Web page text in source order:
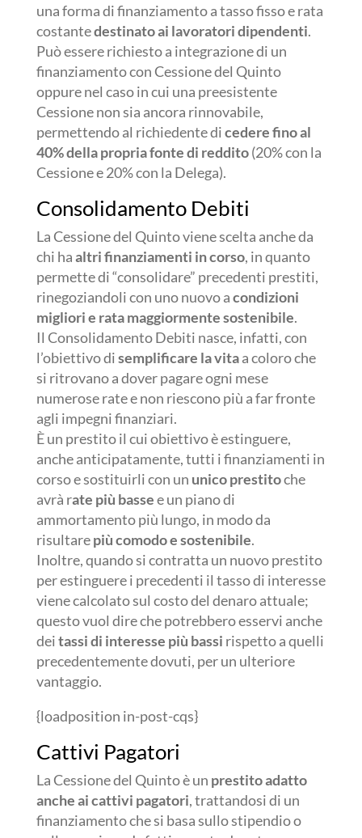
una forma di finanziamento a tasso fisso e rata
costantedestinato ai lavoratori dipendenti.
Può essere richiesto a integrazione di un
finanziamento con Cessione del Quinto
oppure nel caso in cui una preesistente
Cessione non sia ancora rinnovabile,
permettendo al richiedente dicedere fino al
40% della propria fonte di reddito(20% con la
Cessione e 20% con la Delega).
Consolidamento Debiti
La Cessione del Quinto viene scelta anche da
chi haaltri finanziamenti in corso, in quanto
permette di “consolidare” precedenti prestiti,
rinegoziandoli con uno nuovo acondizioni
migliori e rata maggiormente sostenibile.
Il Consolidamento Debiti nasce, infatti, con
l’obiettivo disemplificare la vitaa coloro che
si ritrovano a dover pagare ogni mese
numerose rate e non riescono più a far fronte
agli impegni finanziari.
È un prestito il cui obiettivo è estinguere,
anche anticipatamente, tutti i finanziamenti in
corso e sostituirli con un unico prestitoche
avrà rate più bassee un piano di
ammortamento più lungo, in modo da
risultarepiù comodo e sostenibile.
Inoltre, quando si contratta un nuovo prestito
per estinguere i precedenti il tasso di interesse
viene calcolato sul costo del denaro attuale;
questo vuol dire che potrebbero esservi anche
deitassi di interesse più bassi rispetto a quelli
precedentemente dovuti, per un ulteriore
vantaggio.
{loadposition in-post-cqs}
Cattivi Pagatori
La Cessione del Quinto è un prestito adatto
anche ai cattivi pagatori, trattandosi di un
finanziamento che si basa sullo stipendio o